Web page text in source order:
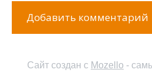
Сайт создан с Mozello -